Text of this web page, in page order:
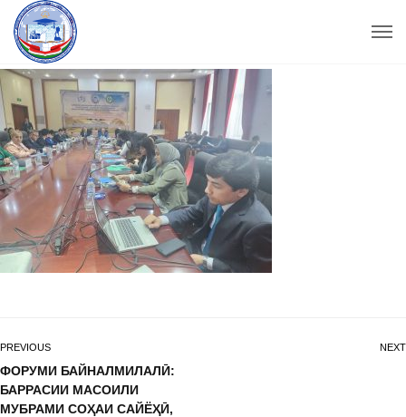
PREVIOUS
ФОРУМИ БАЙНАЛМИЛАЛӢ:
БАРРАСИИ МАСОИЛИ
МУБРАМИ СОҲАИ САЙЁҲӢ,
NEXT